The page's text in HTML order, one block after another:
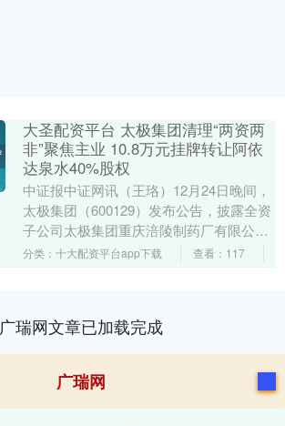
大圣配资平台 太极集团清理“两资两
非”聚焦主业 10.8万元挂牌转让阿依
达泉水40%股权
中证报中证网讯（王珞）12月24日晚间，
太极集团（600129）发布公告，披露全资
子公司太极集团重庆涪陵制药厂有限公司
（下称“涪陵药厂”）拟通过公开挂牌方
分类：十大配资平台app下载 查看：117
广瑞网文章已加载完成
广瑞网